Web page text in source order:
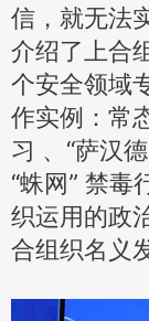
信，就无法
介绍了上合
个安全领域
作实例：常
习 、“萨汉
“蛛网” 禁毒
织运用的政
合组织名义